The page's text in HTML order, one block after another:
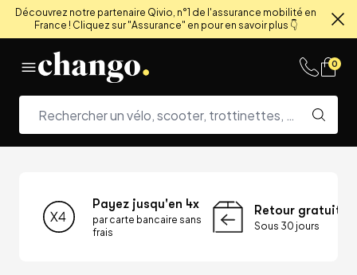
Découvrez notre partenaire Qivio, n°1 de l'assurance mobilité en
France ! Cliquez sur "Assurance" en pour en savoir plus 👇
0
Payez jusqu'en 4x
par carte bancaire sans
frais
Retour gratuit
Sous 30 jours